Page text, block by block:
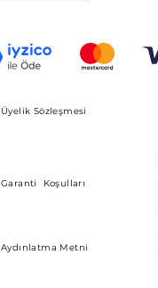
Üyelik Sözleşmesi
Garanti Koşulları
Aydınlatma Metni